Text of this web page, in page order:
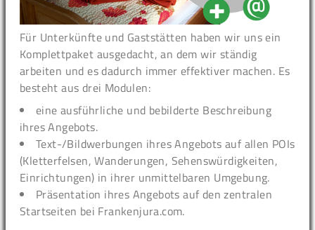
Für Unterkünfte und Gaststätten haben wir uns ein
Komplettpaket ausgedacht, an dem wir ständig
arbeiten und es dadurch immer effektiver machen. Es
besteht aus drei Modulen:
eine ausführliche und bebilderte Beschreibung
ihres Angebots.
Text-/Bildwerbungen ihres Angebots auf allen POIs
(Kletterfelsen, Wanderungen, Sehenswürdigkeiten,
Einrichtungen) in ihrer unmittelbaren Umgebung.
Präsentation ihres Angebots auf den zentralen
Startseiten bei Frankenjura.com.